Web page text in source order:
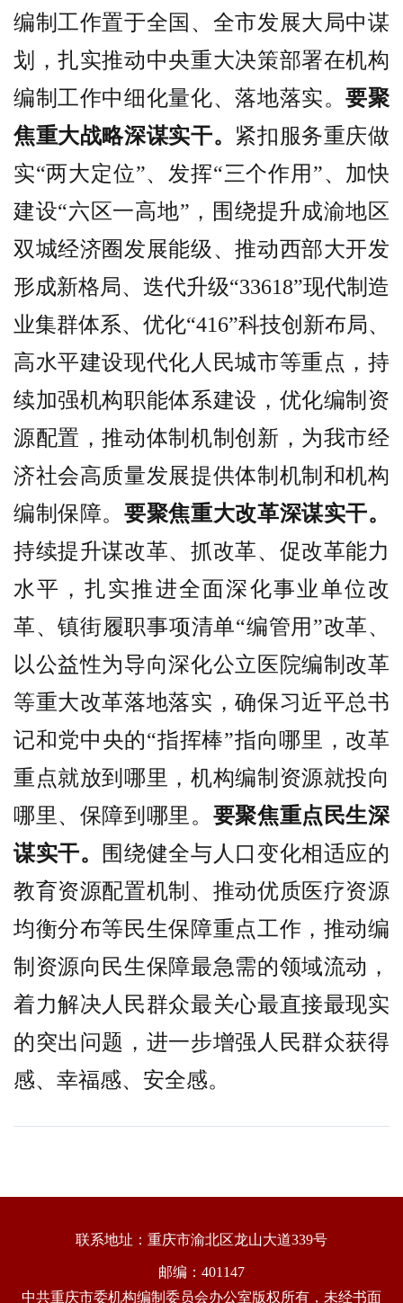
编制工作置于全国、全市发展大局中谋
划，扎实推动中央重大决策部署在机构
编制工作中细化量化、落地落实。要聚
焦重大战略深谋实干。 紧扣服务重庆做
实“两大定位”、发挥“三个作用”、加快
建设“六区一高地”，围绕提升成渝地区
双城经济圈发展能级、推动西部大开发
形成新格局、迭代升级“33618”现代制造
业集群体系、优化“416”科技创新布局、
高水平建设现代化人民城市等重点，持
续加强机构职能体系建设，优化编制资
源配置，推动体制机制创新，为我市经
济社会高质量发展提供体制机制和机构
编制保障。要聚焦重大改革深谋实干。
持续提升谋改革、抓改革、促改革能力
水平，扎实推进全面深化事业单位改
革、镇街履职事项清单“编管用”改革、
以公益性为导向深化公立医院编制改革
等重大改革落地落实，确保习近平总书
记和党中央的“指挥棒”指向哪里，改革
重点就放到哪里，机构编制资源就投向
哪里、保障到哪里。 要聚焦重点民生深
谋实干。
围绕健全与人口变化相适应的
教育资源配置机制、推动优质医疗资源
均衡分布等民生保障重点工作，推动编
制资源向民生保障最急需的领域流动，
着力解决人民群众最关心最直接最现实
的突出问题，进一步增强人民群众获得
感、幸福感、安全感。
联系地址：重庆市渝北区龙山大道339号
邮编：401147
中共重庆市委机构编制委员会办公室版权所有，未经书面